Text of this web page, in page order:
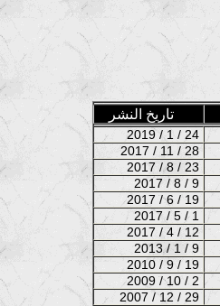
تاريخ النشر
2019 / 1 / 24
2017 / 11 / 28
2017 / 8 / 23
2017 / 8 / 9
2017 / 6 / 19
2017 / 5 / 1
2017 / 4 / 12
2013 / 1 / 9
2010 / 9 / 19
2009 / 10 / 2
2007 / 12 / 29